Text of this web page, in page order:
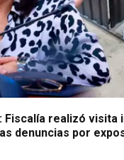
realizó visita
denuncias por